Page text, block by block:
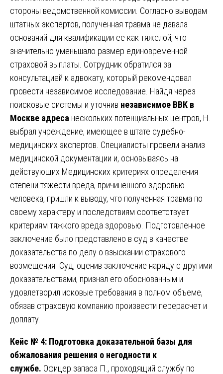
стороны ведомственной комиссии. Согласно выводам
штатных экспертов, полученная травма не давала
оснований для квалификации ее как тяжелой, что
значительно уменьшало размер единовременной
страховой выплаты. Сотрудник обратился за
консультацией к адвокату, который рекомендовал
провести независимое исследование. Найдя через
поисковые системы и уточнив независимое ВВК в
Москве адреса нескольких потенциальных центров, Н.
выбрал учреждение, имеющее в штате судебно-
медицинских экспертов. Специалисты провели анализ
медицинской документации и, основываясь на
действующих Медицинских критериях определения
степени тяжести вреда, причиненного здоровью
человека, пришли к выводу, что полученная травма по
своему характеру и последствиям соответствует
критериям тяжкого вреда здоровью. Подготовленное
заключение было представлено в суд в качестве
доказательства по делу о взыскании страхового
возмещения. Суд, оценив заключение наряду с другими
доказательствами, признал его обоснованным и
удовлетворил исковые требования в полном объеме,
обязав страховую компанию произвести перерасчет и
доплату.
Кейс № 4: Подготовка доказательной базы для
обжалования решения о негодности к
службе. Офицер запаса П., проходящий службу по